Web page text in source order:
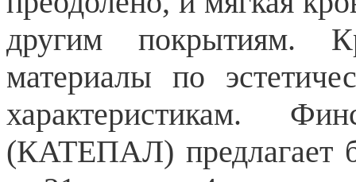
другим покрытиям.
материалы по
характеристикам.
(КАТЕПАЛ) предлагает